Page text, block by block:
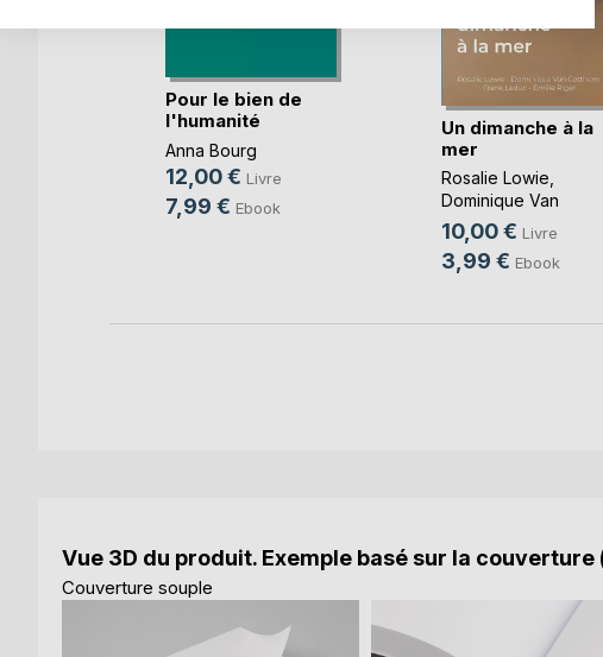
Pour le bien de
l'humanité
Anna Bourg
12,00 € Livre
7,99 € Ebook
Un dimanche à la
mer
Rosalie Lowie
Dominique Van
Cotthem, ...
10,00 € Livre
3,99 € Ebook
Vue 3D du produit. Exemple basé sur la
Couverture souple